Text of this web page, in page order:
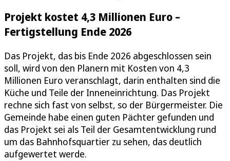
Projekt kostet 4,3 Millionen Euro –
Fertigstellung Ende 2026
Das Projekt, das bis Ende 2026 abgeschlossen sein
soll, wird von den Planern mit Kosten von 4,3
Millionen Euro veranschlagt, darin enthalten sind die
Küche und Teile der Inneneinrichtung. Das Projekt
rechne sich fast von selbst, so der Bürgermeister. Die
Gemeinde habe einen guten Pächter gefunden und
das Projekt sei als Teil der Gesamtentwicklung rund
um das Bahnhofsquartier zu sehen, das deutlich
aufgewertet werde.